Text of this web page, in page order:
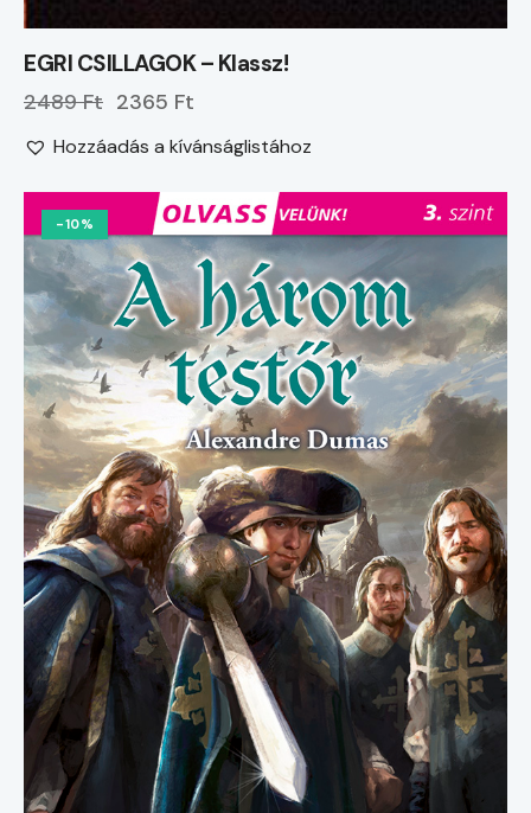
EGRI CSILLAGOK – Klassz!
2489 Ft 2365 Ft
Hozzáadás a kívánságlistához
-10%